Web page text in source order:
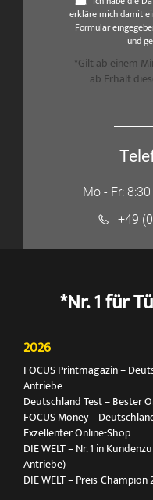
erkläre mich damit
Formular
und
*Gilt ab einem
ab Erhalt
Mo - Fr:
+49
*Nr. 1 für
2026
FOCUS Printmagazin –
Antriebe
Deutschland Test – Bester
FOCUS Money –
Exzellenter Online-Shop
DIE WELT – Nr. 1 in
Antriebe)
DIE WELT – Preis-